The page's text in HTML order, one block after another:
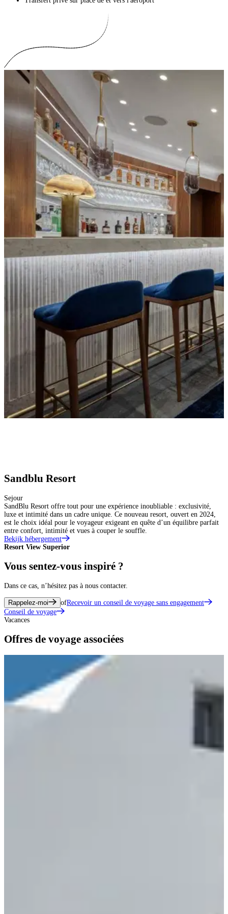
Sandblu Resort
Sejour
SandBlu Resort offre tout pour une expérience inoubliable : exclusivité,
luxe et intimité dans un cadre unique. Ce nouveau resort, ouvert en 2024,
est le choix idéal pour le voyageur exigeant en quête d’un équilibre parfait
entre confort, intimité et vues à couper le souffle.
Bekijk hébergement
Resort View Superior
Vous sentez-vous inspiré ?
Dans ce cas, n’hésitez pas à nous contacter.
Rappelez-moi ofRecevoir un conseil de voyage sans engagement
Conseil de voyage
Vacances
Offres de voyage associées